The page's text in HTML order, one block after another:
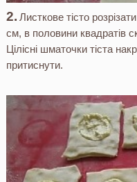
Листкове тісто
см, в половини квадратів
Цілісні шматочки тіста
притиснути.